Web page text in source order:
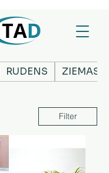
Sadzīves tehnika, Smaržas,
RUDENS
Filter